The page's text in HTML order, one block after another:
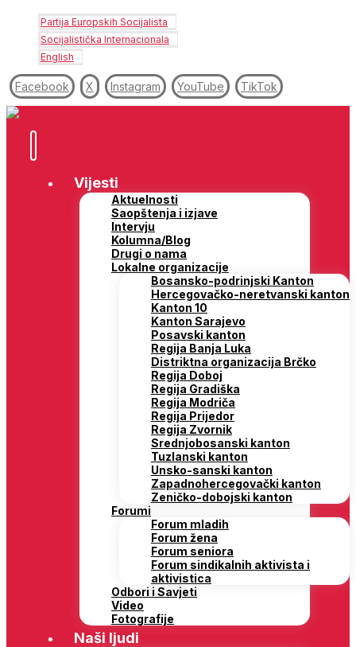
Partija Europskih Socijalista
Socijalistička Internacionala
English
Facebook X Instagram YouTube TikTok
Vijesti
Aktuelnosti
Saopštenja i izjave
Intervju
Kolumna/Blog
Drugi o nama
Lokalne organizacije
Bosansko-podrinjski Kanton
Hercegovačko-neretvanski kanton
Kanton 10
Kanton Sarajevo
Posavski kanton
Regija Banja Luka
Distriktna organizacija Brčko
Regija Doboj
Regija Gradiška
Regija Modriča
Regija Prijedor
Regija Zvornik
Srednjobosanski kanton
Tuzlanski kanton
Unsko-sanski kanton
Zapadnohercegovački kanton
Zeničko-dobojski kanton
Forumi
Forum mladih
Forum žena
Forum seniora
Forum sindikalnih aktivista i
aktivistica
Odbori i Savjeti
Video
Fotografije
Naši ljudi